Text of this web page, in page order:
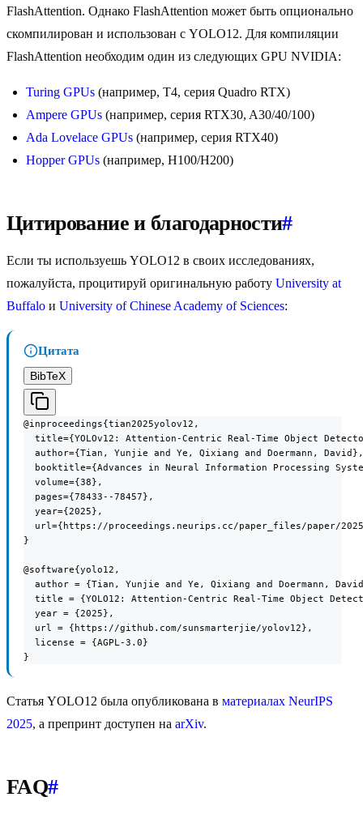
FlashAttention. Однако FlashAttention может быть опционально
скомпилирован и использован с YOLO12. Для компиляции
FlashAttention необходим один из следующих GPU NVIDIA:
Turing GPUs (например, T4, серия Quadro RTX)
Ampere GPUs (например, серия RTX30, A30/40/100)
Ada Lovelace GPUs (например, серия RTX40)
Hopper GPUs (например, H100/H200)
Цитирование и благодарности#
Если ты используешь YOLO12 в своих исследованиях,
пожалуйста, процитируй оригинальную работу University at
Buffalo и University of Chinese Academy of Sciences:
Цитата
BibTeX
@inproceedings{tian2025yolov12,
title={YOLOv12: Attention-Centric Real-Time Object
  author={Tian, Yunjie and Ye, Qixiang and Doermann, David},
booktitle={Advances in Neural Information Processing
  volume={38},
  pages={78433--78457},
  year={2025},
url={https://proceedings.neurips.cc/paper_files/paper/
}
@software{yolo12,
author = {Tian, Yunjie and Ye, Qixiang and Doermann,
title = {YOLO12: Attention-Centric Real-Time Object
  year = {2025},
  url = {https://github.com/sunsmarterjie/yolov12},
  license = {AGPL-3.0}
}
Статья YOLO12 была опубликована в материалах NeurIPS
2025, а препринт доступен на arXiv.
FAQ#